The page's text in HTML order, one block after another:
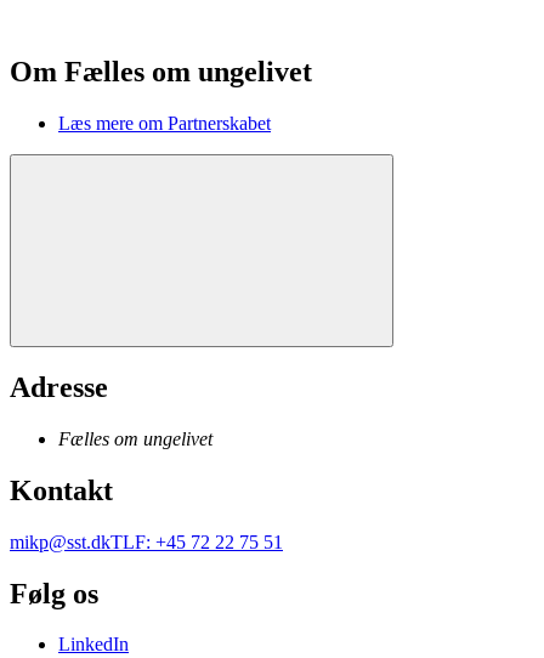
Om Fælles om ungelivet
Læs mere om Partnerskabet
Adresse
Fælles om ungelivet
Kontakt
mikp@sst.dkTLF: +45 72 22 75 51
Følg os
LinkedIn